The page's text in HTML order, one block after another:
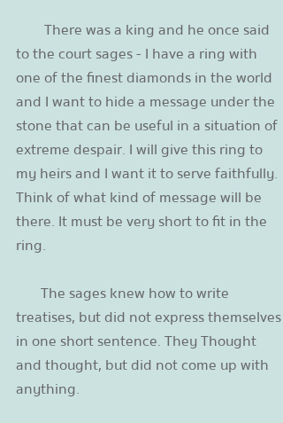
There was a king and he once said
to the court sages - I have a ring with
one of the finest diamonds in the world
and I want to hide a message under the
stone that can be useful in a situation of
extreme despair. I will give this ring to
my heirs and I want it to serve faithfully.
Think of what kind of message will be
there. It must be very short to fit in the
ring.
The sages knew how to write
treatises, but did not express themselves
in one short sentence. They Thought
and thought, but did not come up with
anything.